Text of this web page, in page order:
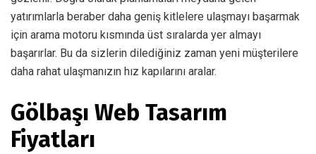
yatırımlarla beraber daha geniş kitlelere ulaşmayı başarmak
için arama motoru kısmında üst sıralarda yer almayı
başarırlar. Bu da sizlerin dilediğiniz zaman yeni müşterilere
daha rahat ulaşmanızın hız kapılarını aralar.
Gölbaşı Web Tasarım
Fiyatları